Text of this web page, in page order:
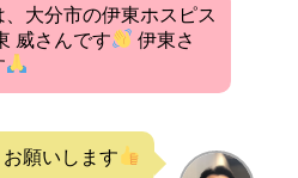
大分市の伊東ホスピス
威さんです
伊東さ
お願いします